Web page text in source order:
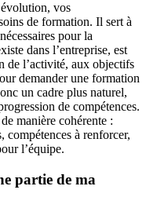
vos
de formation. Il sert à
pour la
dans l’entreprise, est
de l’activité, aux objectifs
demander une formation
un cadre plus naturel,
de compétences.
manière cohérente :
compétences à renforcer,
l’équipe.
partie de ma